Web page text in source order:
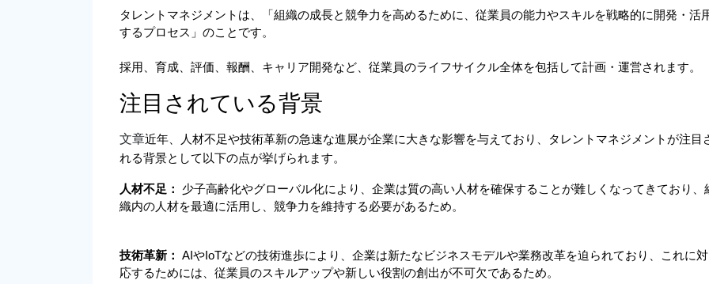
タレントマネジメントは、「組織の成長と競争力を高めるために、従業員の能力やスキルを戦略的に開発・活
するプロセス」のことです。
採用、育成、評価、報酬、キャリア開発など、従業員のライフサイクル全体を包括して計画・運営されます。
注目されている背景
文章近年、人材不足や技術革新の急速な進展が企業に大きな影響を与えており、タレントマネジメントが注目
れる背景として以下の点が挙げられます。
人材不足： 少子高齢化やグローバル化により、企業は質の高い人材を確保することが難しくなってきており、
織内の人材を最適に活用し、競争力を維持する必要があるため。
技術革新： AIやIoTなどの技術進歩により、企業は新たなビジネスモデルや業務改革を迫られており、これに対
応するためには、従業員のスキルアップや新しい役割の創出が不可欠であるため。